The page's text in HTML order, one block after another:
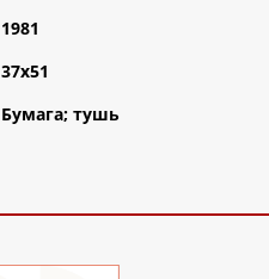
1981
37х51
Бумага; тушь